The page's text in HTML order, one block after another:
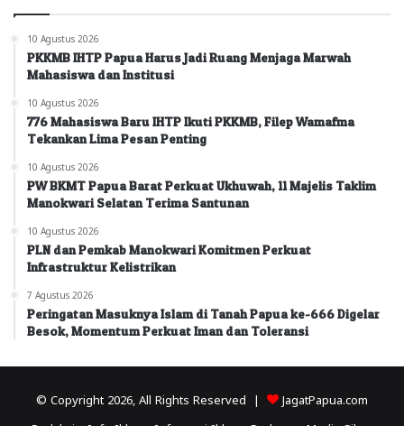
10 Agustus 2026
PKKMB IHTP Papua Harus Jadi Ruang Menjaga Marwah
Mahasiswa dan Institusi
10 Agustus 2026
776 Mahasiswa Baru IHTP Ikuti PKKMB, Filep Wamafma
Tekankan Lima Pesan Penting
10 Agustus 2026
PW BKMT Papua Barat Perkuat Ukhuwah, 11 Majelis Taklim
Manokwari Selatan Terima Santunan
10 Agustus 2026
PLN dan Pemkab Manokwari Komitmen Perkuat
Infrastruktur Kelistrikan
7 Agustus 2026
Peringatan Masuknya Islam di Tanah Papua ke-666 Digelar
Besok, Momentum Perkuat Iman dan Toleransi
© Copyright 2026, All Rights Reserved | JagatPapua.com